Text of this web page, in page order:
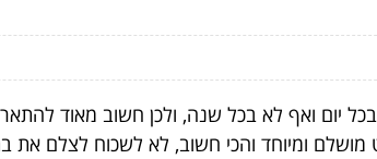
בכל יום ואף לא בכל שנה, ולכן חשוב מאוד
מושלם ומיוחד והכי חשוב, לא לשכוח לצלם את